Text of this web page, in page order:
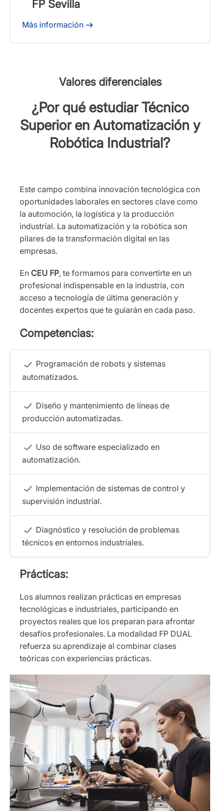
FP Sevilla
Más información
Valores diferenciales
¿Por qué estudiar Técnico
Superior en Automatización y
Robótica Industrial?
Este campo combina innovación tecnológica con
oportunidades laborales en sectores clave como
la automoción, la logística y la producción
industrial. La automatización y la robótica son
pilares de la transformación digital en las
empresas.
En CEU FP, te formamos para convertirte en un
profesional indispensable en la industria, con
acceso a tecnología de última generación y
docentes expertos que te guiarán en cada paso.
Competencias:
Programación de robots y sistemas
automatizados.
Diseño y mantenimiento de líneas de
producción automatizadas.
Uso de software especializado en
automatización.
Implementación de sistemas de control y
supervisión industrial.
Diagnóstico y resolución de problemas
técnicos en entornos industriales.
Prácticas:
Los alumnos realizan prácticas en empresas
tecnológicas e industriales, participando en
proyectos reales que los preparan para afrontar
desafíos profesionales. La modalidad FP DUAL
refuerza su aprendizaje al combinar clases
teóricas con experiencias prácticas.